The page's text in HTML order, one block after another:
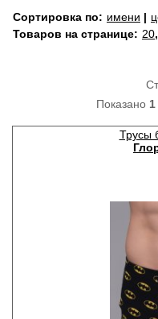
Сортировка по: имени |
Товаров на странице: 20,
Показано 1
Трусы